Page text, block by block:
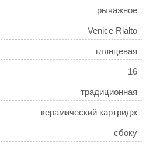
рычажное
Venice Rialto
глянцевая
16
традиционная
керамический картридж
сбоку